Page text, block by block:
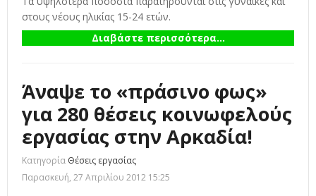
στους νέους ηλικίας 15-24 ετών.
Διαβάστε περισσότερα...
Άναψε το «πράσινο φως»
για 280 θέσεις κοινωφελούς
εργασίας στην Αρκαδία!
Κατηγορία Θέσεις εργασίας
Παρασκευή, 27 Απριλίου 2012 15:25